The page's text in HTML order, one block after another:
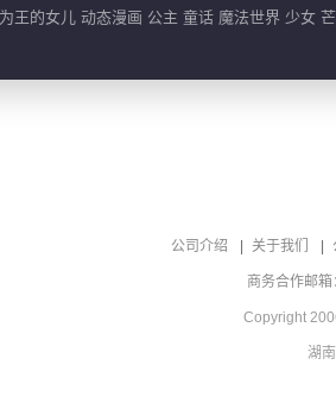
王的女儿 动态漫画 公主 童话 魔法世界 少女
公司介绍 关于我们
商务合作邮
Copyright
湖